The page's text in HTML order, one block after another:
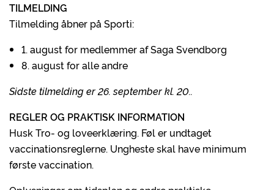
TILMELDING
Tilmelding åbner på Sporti:
1. august for medlemmer af Saga Svendborg
8. august for alle andre
Sidste tilmelding er 26. september kl. 20..
REGLER OG PRAKTISK INFORMATION
Husk Tro- og loveerklæring. Føl er undtaget
vaccinationsreglerne. Ungheste skal have minimum
første vaccination.